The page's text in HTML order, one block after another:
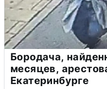
Бородача,
месяцев,
Екатеринбурге